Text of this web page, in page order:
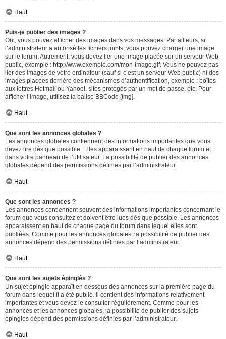
Haut
Puis-je publier des images ?
Oui, vous pouvez afficher des images dans vos messages. Par ailleurs, si
l’administrateur a autorisé les fichiers joints, vous pouvez charger une image
sur le forum. Autrement, vous devez lier une image placée sur un serveur Web
public, exemple : http://www.exemple.com/mon-image.gif. Vous ne pouvez pas
lier des images de votre ordinateur (sauf si c’est un serveur Web public) ni des
images placées derrière des mécanismes d’authentification, exemple : boîtes
aux lettres Hotmail ou Yahoo!, sites protégés par un mot de passe, etc. Pour
afficher l’image, utilisez la balise BBCode [img].
Haut
Que sont les annonces globales ?
Les annonces globales contiennent des informations importantes que vous
devez lire dès que possible. Elles apparaissent en haut de chaque forum et
dans votre panneau de l’utilisateur. La possibilité de publier des annonces
globales dépend des permissions définies par l’administrateur.
Haut
Que sont les annonces ?
Les annonces contiennent souvent des informations importantes concernant le
forum que vous consultez et doivent être lues dès que possible. Les annonces
apparaissent en haut de chaque page du forum dans lequel elles sont
publiées. Comme pour les annonces globales, la possibilité de publier des
annonces dépend des permissions définies par l’administrateur.
Haut
Que sont les sujets épinglés ?
Un sujet épinglé apparaît en dessous des annonces sur la première page du
forum dans lequel il a été publié. il contient des informations relativement
importantes et vous devez le consulter régulièrement. Comme pour les
annonces et les annonces globales, la possibilité de publier des sujets
épinglés dépend des permissions définies par l’administrateur.
Haut